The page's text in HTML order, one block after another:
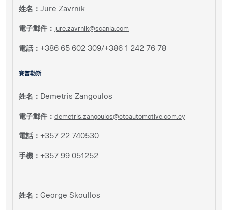
姓名： Jure Zavrnik
電子郵件： jure.zavrnik@scania.com
電話： +386 65 602 309/+386 1 242 76 78
賽普勒斯
姓名： Demetris Zangoulos
電子郵件： demetris.zangoulos@ctcautomotive.com.cy
電話： +357 22 740530
手機： +357 99 051252
姓名： George Skoullos